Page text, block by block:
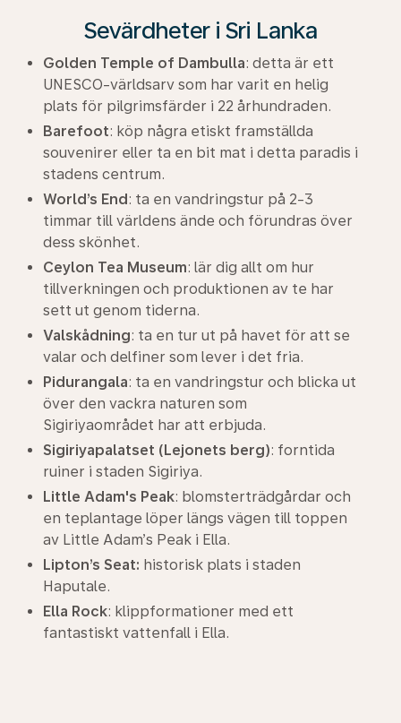
Sevärdheter i Sri Lanka
Golden Temple of Dambulla: detta är ett
UNESCO-världsarv som har varit en helig
plats för pilgrimsfärder i 22 århundraden.
Barefoot: köp några etiskt framställda
souvenirer eller ta en bit mat i detta paradis i
stadens centrum.
World’s End: ta en vandringstur på 2-3
timmar till världens ände och förundras över
dess skönhet.
Ceylon Tea Museum: lär dig allt om hur
tillverkningen och produktionen av te har
sett ut genom tiderna.
Valskådning: ta en tur ut på havet för att se
valar och delfiner som lever i det fria.
Pidurangala: ta en vandringstur och blicka ut
över den vackra naturen som
Sigiriyaområdet har att erbjuda.
Sigiriyapalatset (Lejonets berg): forntida
ruiner i staden Sigiriya.
Little Adam's Peak: blomsterträdgårdar och
en teplantage löper längs vägen till toppen
av Little Adam’s Peak i Ella.
Lipton’s Seat: historisk plats i staden
Haputale.
Ella Rock: klippformationer med ett
fantastiskt vattenfall i Ella.